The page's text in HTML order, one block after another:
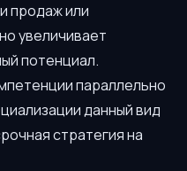
продаж или
увеличивает
потенциал.
параллельно
данный вид
стратегия на